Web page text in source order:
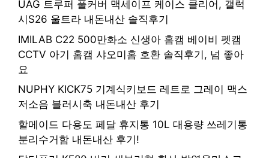
UAG 트루퍼 풀커버 맥세이프 케이스 클리어, 갤럭
시S26 울트라 내돈내산 솔직후기
IMILAB C22 500만화소 신생아 홈캠 베이비 펫캠
CCTV 아기 홈캠 샤오미홈 호환 솔직후기, 넘 좋아
요
NUPHY KICK75 기계식키보드 레트로 그레이 맥스
저소음 블러시축 내돈내산 후기
할메이드 다용도 페달 휴지통 10L 대용량 쓰레기통
분리수거함 내돈내산 후기!